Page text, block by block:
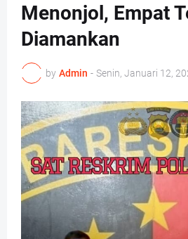
Menonjol, Empat
Diamankan
by Admin - Senin, Januari 12,